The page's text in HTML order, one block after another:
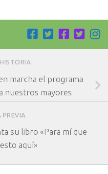
marcha el programa
nuestros mayores
PREVIA
su libro «Para mí que
aquí»